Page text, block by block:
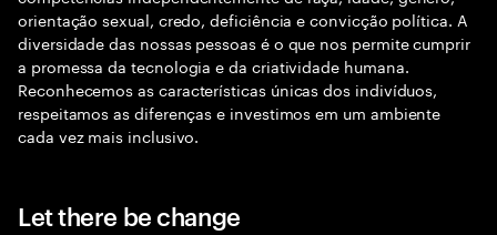
orientação sexual, credo, deficiência e convicção política. A
diversidade das nossas pessoas é o que nos permite cumprir
a promessa da tecnologia e da criatividade humana.
Reconhecemos as características únicas dos indivíduos,
respeitamos as diferenças e investimos em um ambiente
cada vez mais inclusivo.
Let there be change